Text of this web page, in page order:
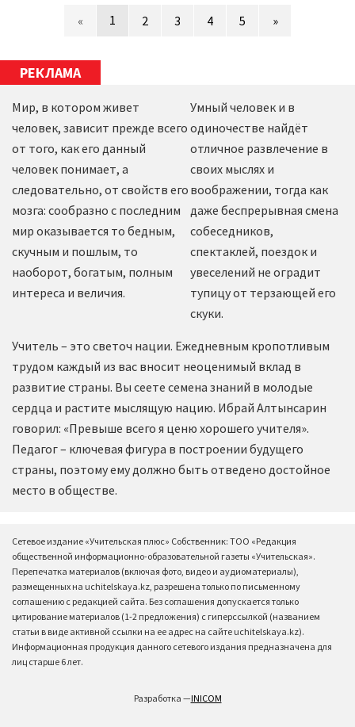
« 1 2 3 4 5 »
РЕКЛАМА
Мир, в котором живет
человек, зависит прежде всего
от того, как его данный
человек понимает, а
следовательно, от свойств его
мозга: сообразно с последним
мир оказывается то бедным,
скучным и пошлым, то
наоборот, богатым, полным
интереса и величия.
Умный человек и в
одиночестве найдёт
отличное развлечение в
своих мыслях и
воображении, тогда как
даже беспрерывная смена
собеседников,
спектаклей, поездок и
увеселений не оградит
тупицу от терзающей его
скуки.
Учитель – это светоч нации. Ежедневным кропотливым
трудом каждый из вас вносит неоценимый вклад в
развитие страны. Вы сеете семена знаний в молодые
сердца и растите мыслящую нацию. Ибрай Алтынсарин
говорил: «Превыше всего я ценю хорошего учителя».
Педагог – ключевая фигура в построении будущего
страны, поэтому ему должно быть отведено достойное
место в обществе.
Сетевое издание «Учительская плюс» Собственник: ТОО «Редакция
общественной информационно-образовательной газеты «Учительская».
Перепечатка материалов (включая фото, видео и аудиоматериалы),
размещенных на uchitelskaya.kz, разрешена только по письменному
соглашению с редакцией сайта. Без соглашения допускается только
цитирование материалов (1-2 предложения) с гиперссылкой (названием
статьи в виде активной ссылки на ее адрес на сайте uchitelskaya.kz).
Информационная продукция данного сетевого издания предназначена для
лиц старше 6 лет.
Разработка —INICOM